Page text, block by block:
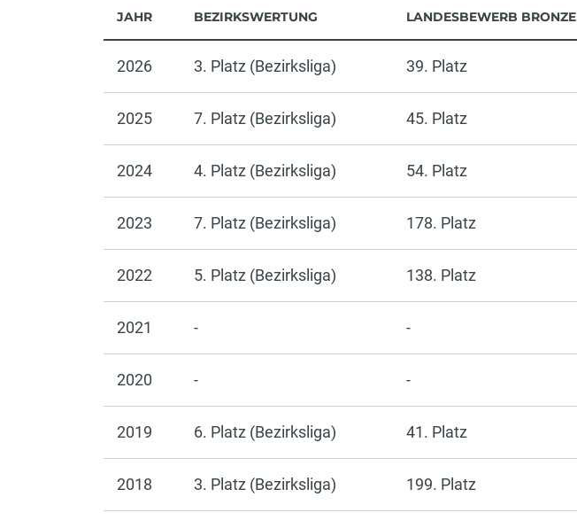
JAHR BEZIRKSWERTUNG LANDESBEWERB BRONZE
2026 3. Platz (Bezirksliga) 39. Platz
2025 7. Platz (Bezirksliga) 45. Platz
2024 4. Platz (Bezirksliga) 54. Platz
2023 7. Platz (Bezirksliga) 178. Platz
2022 5. Platz (Bezirksliga) 138. Platz
2021 - -
2020 - -
2019 6. Platz (Bezirksliga) 41. Platz
2018 3. Platz (Bezirksliga) 199. Platz